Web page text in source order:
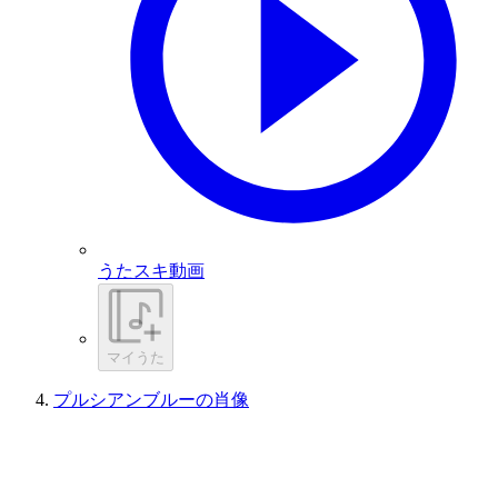
うたスキ動画
マイうた
プルシアンブルーの肖像